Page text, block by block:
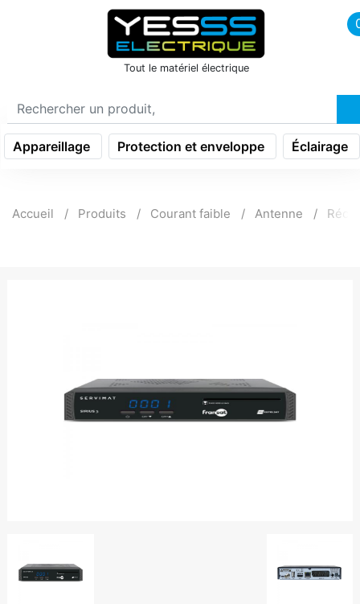
icon menu burger
Tout le matériel électrique
Appareillage Protection et enveloppe Éclairage
Accueil Produits Courant faible Antenne